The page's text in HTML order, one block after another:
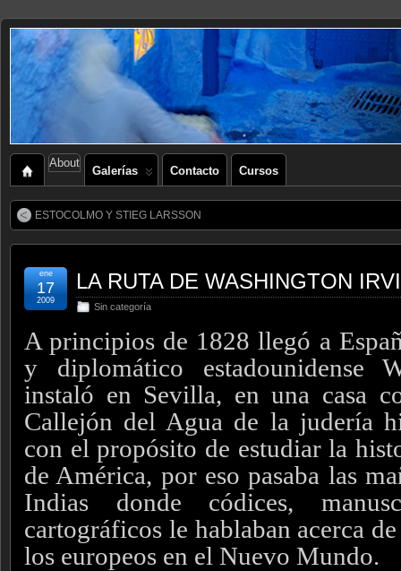
About
Galerías Contacto Cursos
ESTOCOLMO Y STIEG LARSSON
LA RUTA DE WASHINGTON
Sin categoría
ene
17
2009
A principios de 1828 llegó a
y diplomático estadounidense
instaló en Sevilla, en una casa
Callejón del Agua de la judería
con el propósito de estudiar la
de América, por eso pasaba las
Indias donde códices,
cartográficos le hablaban acerca
los europeos en el Nuevo Mundo.